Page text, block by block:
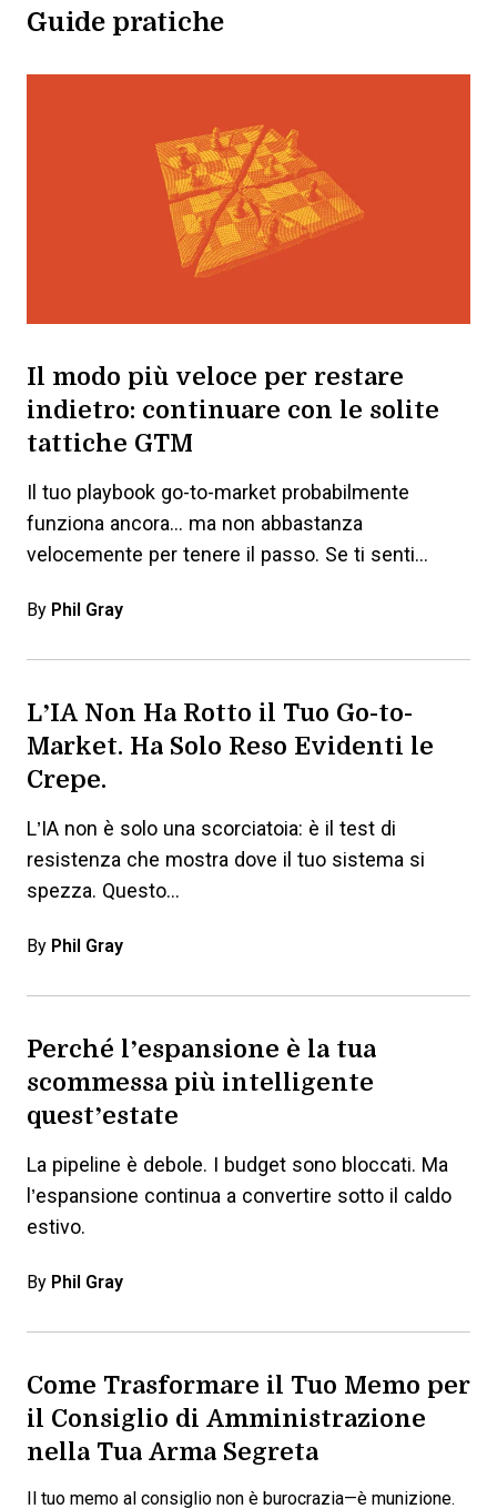
Guide pratiche
Il modo più veloce per restare
indietro: continuare con le solite
tattiche GTM
Il tuo playbook go-to-market probabilmente
funziona ancora... ma non abbastanza
velocemente per tenere il passo. Se ti senti
By Phil Gray
L’IA Non Ha Rotto il Tuo Go-to-
Market. Ha Solo Reso Evidenti le
Crepe.
L’IA non è solo una scorciatoia: è il test di
resistenza che mostra dove il tuo sistema si
spezza. Questo…
By Phil Gray
Perché l’espansione è la tua
scommessa più intelligente
quest’estate
La pipeline è debole. I budget sono bloccati. Ma
l’espansione continua a convertire sotto il caldo
estivo.
By Phil Gray
Come Trasformare il Tuo Memo per
il Consiglio di Amministrazione
nella Tua Arma Segreta
Il tuo memo al consiglio non è burocrazia—è munizione.